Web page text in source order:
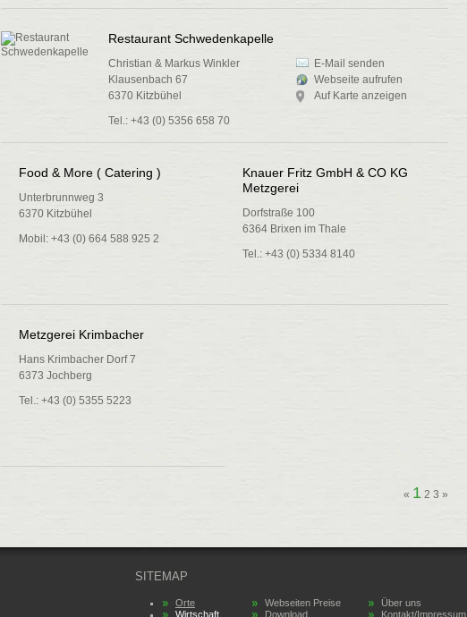
Restaurant Schwedenkapelle
Christian & Markus Winkler
Klausenbach 67
6370 Kitzbühel
Tel.: +43 (0) 5356 658 70
E-Mail senden
Webseite aufrufen
Auf Karte anzeigen
Food & More ( Catering )
Unterbrunnweg 3
6370 Kitzbühel
Mobil: +43 (0) 664 588 925 2
Knauer Fritz GmbH & CO KG
Metzgerei
Dorfstraße 100
6364 Brixen im Thale
Tel.: +43 (0) 5334 8140
Metzgerei Krimbacher
Hans Krimbacher Dorf 7
6373 Jochberg
Tel.: +43 (0) 5355 5223
« 1 2 3 »
SITEMAP
Orte
Wirtschaft
Webseiten Preise
Download
Über uns
Kontakt/Impressum